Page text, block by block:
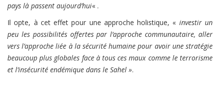
pays là passent aujourd’hui« .
Il opte, à cet effet pour une approche holistique, « investir un
peu les possibilités offertes par l’approche communautaire, aller
vers l’approche liée à la sécurité humaine pour avoir une stratégie
beaucoup plus globales face à tous ces maux comme le terrorisme
et l’insécurité endémique dans le Sahel ».